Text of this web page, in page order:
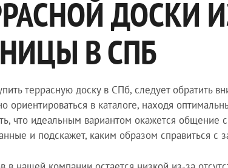
ДОСКИ
В СПБ
террасную доску в СПб, следует обратить
ориентироваться в каталоге, находя
что идеальным вариантом окажется общение
и подскажет, каким образом справиться с